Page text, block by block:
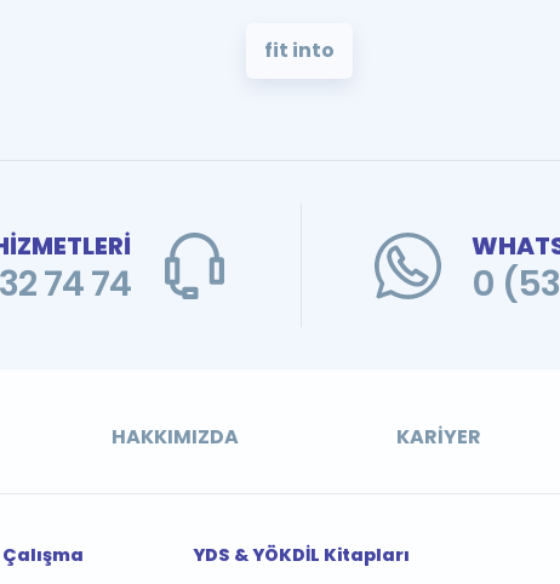
fit into
74 74 0
HAKKIMIZDA KARIYER
Çalışma
YDS & YÖKDİL Kitapları